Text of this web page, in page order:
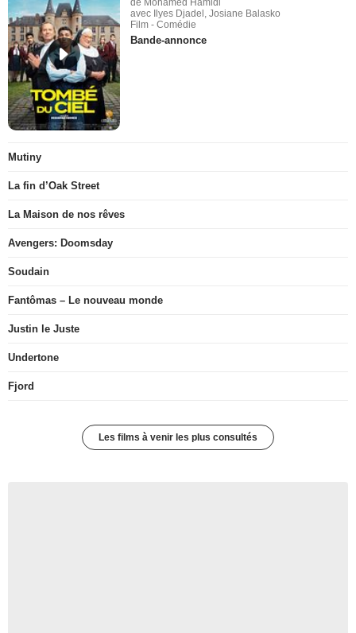
avec Ilyes Djadel, Josiane Balasko
Film - Comédie
Bande-annonce
Mutiny
La fin d’Oak Street
La Maison de nos rêves
Avengers: Doomsday
Soudain
Fantômas – Le nouveau monde
Justin le Juste
Undertone
Fjord
Les films à venir les plus consultés